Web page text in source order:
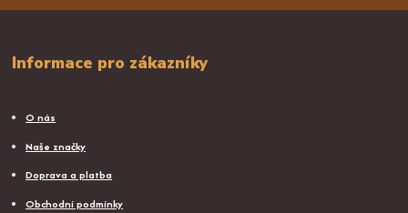
Informace pro zákazníky
O nás
Naše značky
Doprava a platba
Obchodní podmínky